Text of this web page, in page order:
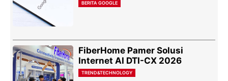
BERITA GOOGLE
FiberHome Pamer Solusi
Internet AI DTI-CX 2026
TREND&TECHNOLOGY